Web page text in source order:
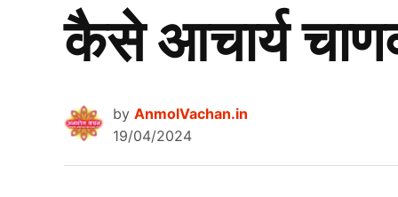
कैसे आचार्य
by AnmolVachan.in
19/04/2024